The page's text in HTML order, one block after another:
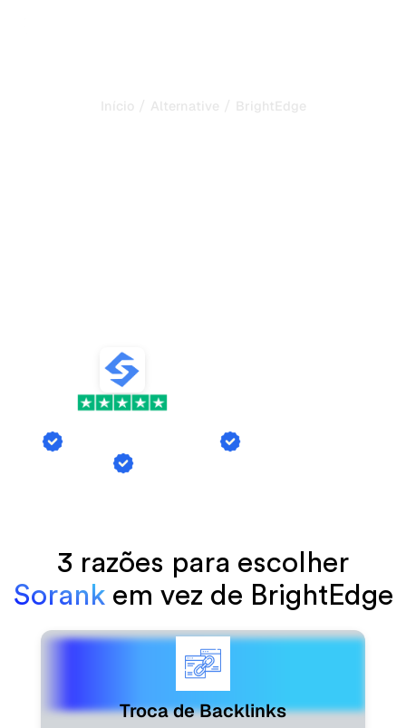
Início / Alternative / BrightEdge
Troca de Backlinks
Menções de Al
Geração de Artigos
3 razões para escolher
Sorankem vez de BrightEdge
Troca de Backlinks